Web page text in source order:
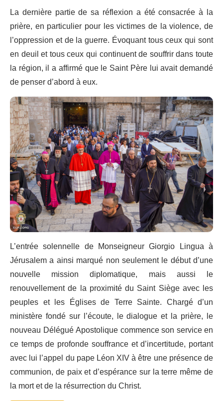
La dernière partie de sa réflexion a été consacrée à la
prière, en particulier pour les victimes de la violence, de
l’oppression et de la guerre. Évoquant tous ceux qui sont
en deuil et tous ceux qui continuent de souffrir dans toute
la région, il a affirmé que le Saint Père lui avait demandé
de penser d’abord à eux.
L’entrée solennelle de Monseigneur Giorgio Lingua à
Jérusalem a ainsi marqué non seulement le début d’une
nouvelle mission diplomatique, mais aussi le
renouvellement de la proximité du Saint Siège avec les
peuples et les Églises de Terre Sainte. Chargé d’un
ministère fondé sur l’écoute, le dialogue et la prière, le
nouveau Délégué Apostolique commence son service en
ce temps de profonde souffrance et d’incertitude, portant
avec lui l’appel du pape Léon XIV à être une présence de
communion, de paix et d’espérance sur la terre même de
la mort et de la résurrection du Christ.